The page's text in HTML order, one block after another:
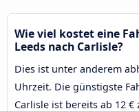
Wie viel kostet eine
Leeds nach Carlisle?
Dies ist unter anderem
Uhrzeit. Die günstigste
Carlisle ist bereits ab 12